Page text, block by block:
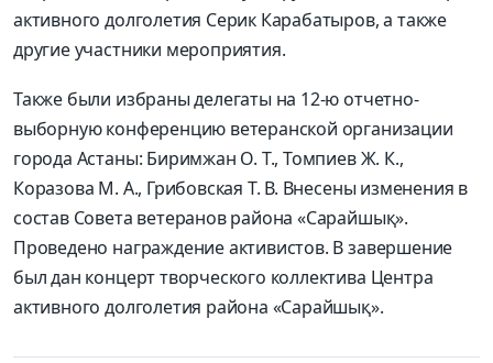
активного долголетия Серик Карабатыров, а также
другие участники мероприятия.
Также были избраны делегаты на 12-ю отчетно-
выборную конференцию ветеранской организации
города Астаны: Биримжан О. Т., Томпиев Ж. К.,
Коразова М. А., Грибовская Т. В. Внесены изменения в
состав Совета ветеранов района «Сарайшық».
Проведено награждение активистов. В завершение
был дан концерт творческого коллектива Центра
активного долголетия района «Сарайшық».